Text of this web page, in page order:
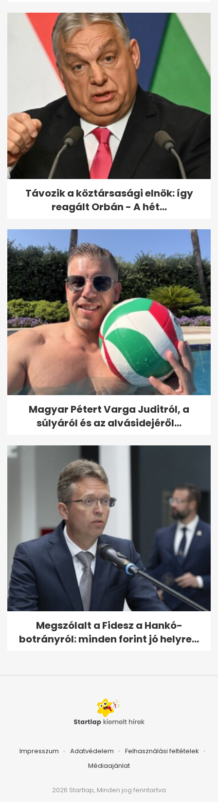
Távozik a köztársasági elnök: így
reagált Orbán - A hét...
Magyar Pétert Varga Juditról, a
súlyáról és az alvásidejéről...
Megszólalt a Fidesz a Hankó-
botrányról: minden forint jó helyre...
Impresszum Adatvédelem
Felhasználási feltételek
Médiaajánlat
2026 Startlap, Minden jog fenntartva